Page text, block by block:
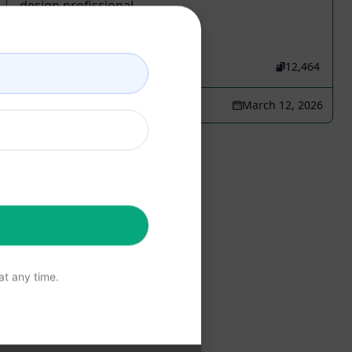
design profissional.
12,464
March 12, 2026
any time.